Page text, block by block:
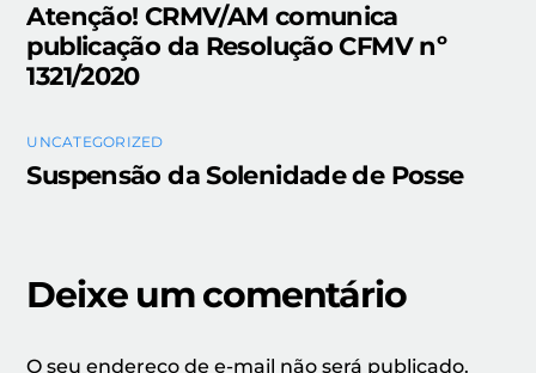
Atenção! CRMV/AM comunica
publicação da Resolução CFMV nº
1321/2020
UNCATEGORIZED
Suspensão da Solenidade de Posse
Deixe um comentário
O seu endereço de e-mail não será publicado.